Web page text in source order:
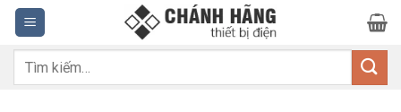
Bỏ
qua
nội
dung
Tìm